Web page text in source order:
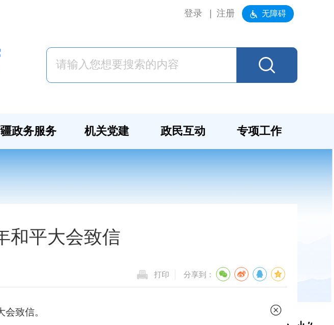
登录 注册 无障碍
政务服务 机关党建 政民互动 专项工作
和平大会致信
打印 分享到：
致信。